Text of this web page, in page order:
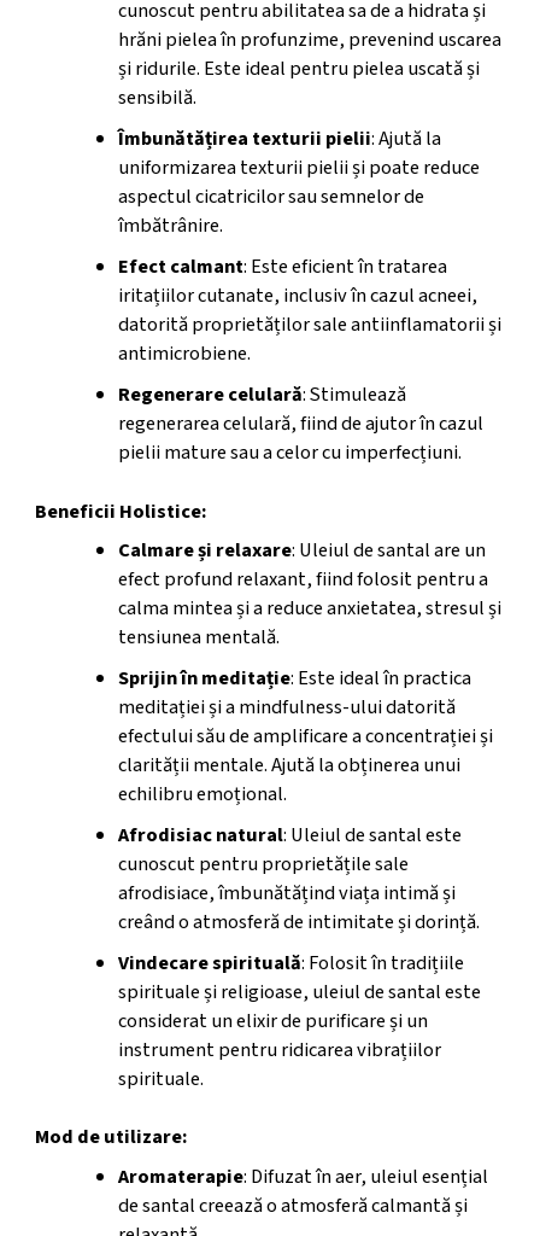
cunoscut pentru abilitatea sa de a hidrata și
hrăni pielea în profunzime, prevenind uscarea
și ridurile. Este ideal pentru pielea uscată și
sensibilă.
Îmbunătățirea texturii pielii: Ajută la
uniformizarea texturii pielii și poate reduce
aspectul cicatricilor sau semnelor de
îmbătrânire.
Efect calmant: Este eficient în tratarea
iritațiilor cutanate, inclusiv în cazul acneei,
datorită proprietăților sale antiinflamatorii și
antimicrobiene.
Regenerare celulară: Stimulează
regenerarea celulară, fiind de ajutor în cazul
pielii mature sau a celor cu imperfecțiuni.
Beneficii Holistice:
Calmare și relaxare: Uleiul de santal are un
efect profund relaxant, fiind folosit pentru a
calma mintea și a reduce anxietatea, stresul și
tensiunea mentală.
Sprijin în meditație: Este ideal în practica
meditației și a mindfulness-ului datorită
efectului său de amplificare a concentrației și
clarității mentale. Ajută la obținerea unui
echilibru emoțional.
Afrodisiac natural: Uleiul de santal este
cunoscut pentru proprietățile sale
afrodisiace, îmbunătățind viața intimă și
creând o atmosferă de intimitate și dorință.
Vindecare spirituală: Folosit în tradițiile
spirituale și religioase, uleiul de santal este
considerat un elixir de purificare și un
instrument pentru ridicarea vibrațiilor
spirituale.
Mod de utilizare:
Aromaterapie: Difuzat în aer, uleiul esențial
de santal creează o atmosferă calmantă și